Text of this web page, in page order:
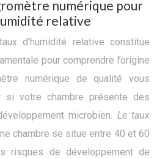
numérique pour
relative
d’humidité relative constitue
pour comprendre l’origine
numérique de qualité vous
si votre chambre présente des
microbien. Le taux
chambre se situe entre 40 et 60
risques de développement de